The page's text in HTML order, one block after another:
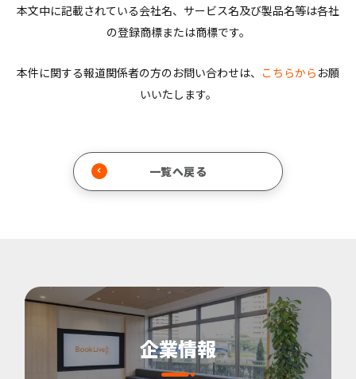
本文中に記載されている会社名、サービス名及び製品名等は各社
の登録商標または商標です。
本件に関する報道関係者の方のお問い合わせは、 こちらから お願
いいたします。
一覧へ戻る
企業情報